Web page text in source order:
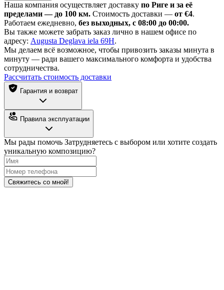
Наша компания осуществляет доставку по Риге и за её
пределами — до 100 км. Стоимость доставки — от €4.
Работаем ежедневно, без выходных, с 08:00 до 00:00.
Вы также можете забрать заказ лично в нашем офисе по
адресу: Augusta Deglava iela 69H.
Мы делаем всё возможное, чтобы привозить заказы минута в
минуту — ради вашего максимального комфорта и удобства
сотрудничества.
Рассчитать стоимость доставки
Гарантия и возврат
Правила эксплуатации
Мы рады помочь Затрудняетесь с выбором или хотите создать
уникальную композицию?
Свяжитесь со мной!